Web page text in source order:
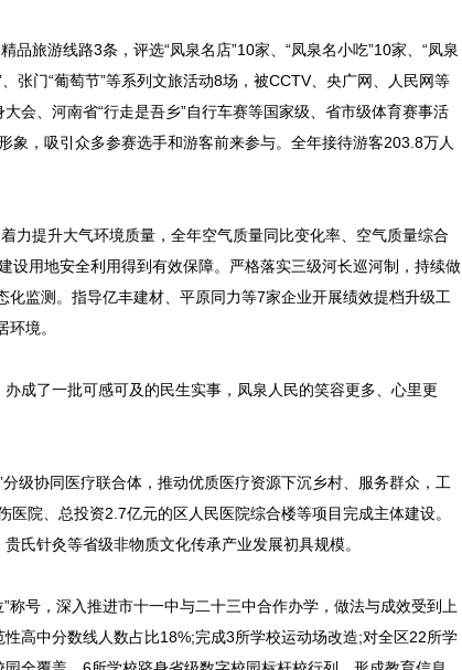
旅游线路3条，评选“凤泉名店”10家、“凤泉名小吃”10家、“凤泉
张门“葡萄节”等系列文旅活动8场，被CCTV、央广网、人民网等
会、河南省“行走是吾乡”自行车赛等国家级、省市级体育赛事活
，吸引众多参赛选手和游客前来参与。全年接待游客203.8万人
提升大气环境质量，全年空气质量同比变化率、空气质量综合
用地安全利用得到有效保障。严格落实三级河长巡河制，持续做
监测。指导亿丰建材、平原同力等7家企业开展绩效提档升级工
境。
了一批可感可及的民生实事，凤泉人民的笑容更多、心里更
协同医疗联合体，推动优质医疗资源下沉乡村、服务群众，工
院、总投资2.7亿元的区人民医院综合楼等项目完成主体建设。
氏针灸等省级非物质文化传承产业发展初具规模。
号，深入推进市十一中与二十三中合作办学，做法与成效受到上
高中分数线人数占比18%;完成3所学校运动场改造;对全区22所学